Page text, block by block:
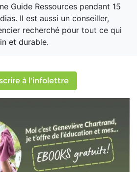
Guide Ressources pendant 15
Il est aussi un conseiller,
recherché pour tout ce qui
et durable.
à l'infolettre